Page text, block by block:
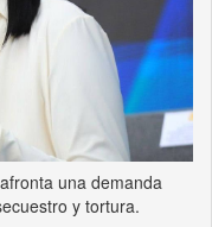
una demanda
y tortura.